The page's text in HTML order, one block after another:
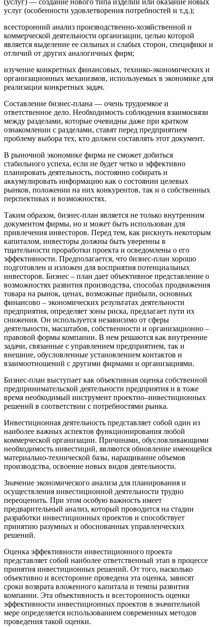
(услуг) — создание нового типа изделий или оказание новых
услуг (особенности удовлетворения потребностей и т.д.);
всесторонний анализ производственно-хозяйственной и
коммерческой деятельности организации, целью которой
является выделение ее сильных и слабых сторон, специфики и
отличий от других аналогичных фирм;
изучение конкретных финансовых, технико-экономических и
организационных механизмов, используемых в экономике для
реализации конкретных задач.
Составление бизнес-плана — очень трудоемкое и
ответственное дело. Необходимость соблюдения взаимосвязи
между разделами, которые очевидны даже при кратком
ознакомлении с разделами, ставят перед предприятием
проблему выбора тех, кто должен составлять этот документ.
В рыночной экономике фирма не сможет добиться
стабильного успеха, если не будет четко и эффективно
планировать деятельность, постоянно собирать и
аккумулировать информацию как о состоянии целевых
рынков, положении на них конкурентов, так и о собственных
перспективах и возможностях.
Таким образом, бизнес-план является не только внутренним
документом фирмы, но и может быть использован для
привлечения инвесторов. Перед тем, как рискнуть некоторым
капиталом, инвесторы должны быть уверенны в
тщательности проработки проекта и осведомлены о его
эффективности. Предполагается, что бизнес-план хорошо
подготовлен и изложен для восприятия потенциальных
инвесторов. Бизнес – план дает объективное представление о
возможностях развития производства, способах продвижения
товара на рынок, ценах, возможные прибыли, основных
финансово – экономических результатах деятельности
предприятия, определяет зоны риска, предлагает пути их
снижения. Он используется независимо от сферы
деятельности, масштабов, собственности и организационно –
правовой формы компании. В нем решаются как внутренние
задачи, связанные с управлением предприятием, так и
внешние, обусловленные установлением контактов и
взаимоотношений с другими фирмами и организациями.
Бизнес-план выступает как объективная оценка собственной
предпринимательской деятельности предприятия и в тоже
время необходимый инструмент проектно–инвестиционных
решений в соответствии с потребностями рынка.
Инвестиционная деятельность представляет собой один из
наиболее важных аспектов функционирования любой
коммерческой организации. Причинами, обусловливающими
необходимость инвестиций, являются обновление имеющейся
материально-технической базы, наращивание объемов
производства, освоение новых видов деятельности.
Значение экономического анализа для планирования и
осуществления инвестиционной деятельности трудно
переоценить. При этом особую важность имеет
предварительный анализ, который проводится на стадии
разработки инвестиционных проектов и способствует
принятию разумных и обоснованных управленческих
решений.
Оценка эффективности инвестиционного проекта
представляет собой наиболее ответственный этап в процессе
принятия инвестиционных решений. От того, насколько
объективно и всесторонне проведена эта оценка, зависят
сроки возврата вложенного капитала и темпы развития
компании. Эта объективность и всесторонность оценки
эффективности инвестиционных проектов в значительной
мере определяется использованием современных методов
проведения такой оценки.